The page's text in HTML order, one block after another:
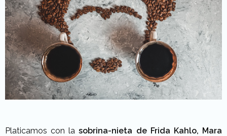
Platicamos con lasobrina-nieta de Frida Kahlo, Mara